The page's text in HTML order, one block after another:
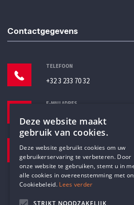
Contactgegevens
TELEFOON
+32 3 233 70 32
E-MAILADRES
Pottenbrug 4
Antwerpen, 2000
DUTCH
Deze website maakt
gebruik van cookies.
Deze website gebruikt cookies om uw
gebruikerservaring te verbeteren. Door
onze website te gebruiken, stemt u in
alle cookies in overeenstemming met
Cookiebeleid. Lees verder
STRIKT NOODZAKELIJK